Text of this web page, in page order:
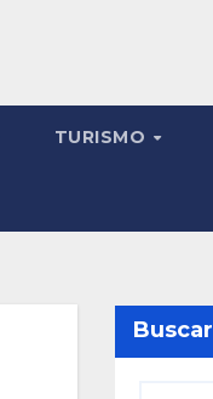
TURISMO
Buscar